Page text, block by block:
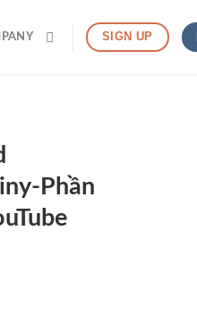
SIGN UP
Phần